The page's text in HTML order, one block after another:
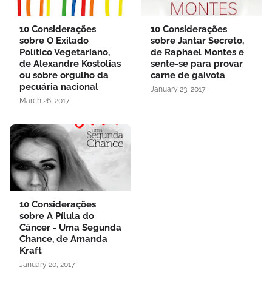
10 Considerações
sobre O Exilado
Político Vegetariano,
de Alexandre Kostolias
ou sobre orgulho da
pecuária nacional
March 26, 2017
10 Considerações
sobre Jantar Secreto,
de Raphael Montes e
sente-se para provar
carne de gaivota
January 23, 2017
10 Considerações
sobre A Pílula do
Câncer - Uma Segunda
Chance, de Amanda
Kraft
January 20, 2017